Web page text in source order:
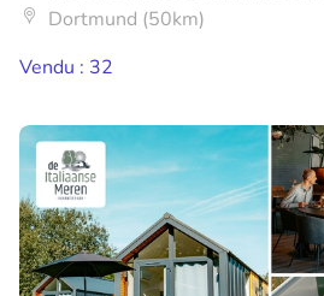
Dortmund (50km)
Vendu : 32